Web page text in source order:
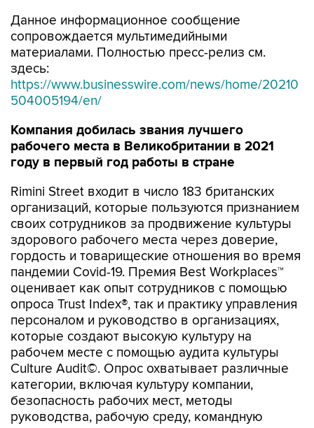
Данное информационное сообщение
сопровождается мультимедийными
материалами. Полностью пресс-релиз см.
здесь:
https://www.businesswire.com/news/home/20210
504005194/en/
Компания добилась звания лучшего
рабочего места в Великобритании в 2021
году в первый год работы в стране
Rimini Street входит в число 183 британских
организаций, которые пользуются признанием
своих сотрудников за продвижение культуры
здорового рабочего места через доверие,
гордость и товарищеские отношения во время
пандемии Covid-19. Премия Best Workplaces™
оценивает как опыт сотрудников с помощью
опроса Trust Index®, так и практику управления
персоналом и руководство в организациях,
которые создают высокую культуру на
рабочем месте с помощью аудита культуры
Culture Audit©. Опрос охватывает различные
категории, включая культуру компании,
безопасность рабочих мест, методы
руководства, рабочую среду, командную